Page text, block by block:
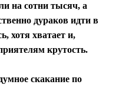
на сотни тысяч, а
дураков идти в
хотя хватает и,
крутость.
скакание по